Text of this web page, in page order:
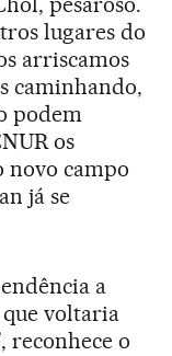
lugares do
arriscamos
caminhando,
podem
os
novo campo
já se
a
que voltaria
reconhece o